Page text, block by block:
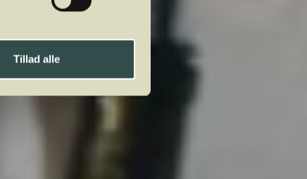
Tillad alle